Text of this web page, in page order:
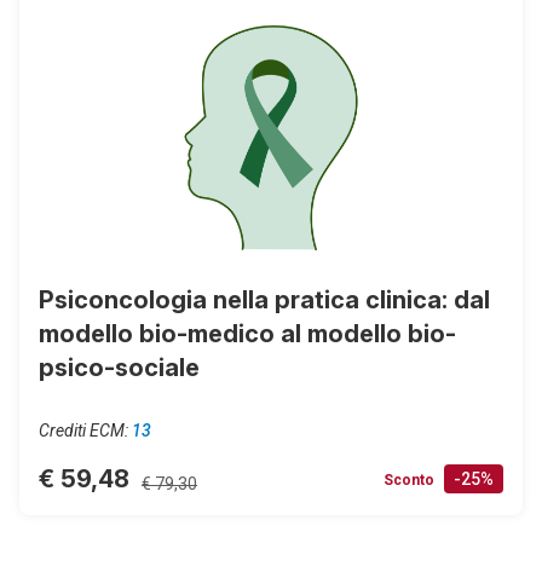
Psiconcologia nella pratica clinica: dal
modello bio-medico al modello bio-
psico-sociale
Crediti ECM: 13
€ 59,48 € 79,30 Sconto -25%